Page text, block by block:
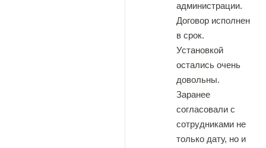
администрации.
Договор исполнен
в срок.
Установкой
остались очень
довольны.
Заранее
согласовали с
сотрудниками не
только дату, но и